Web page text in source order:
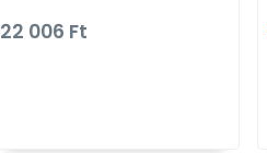
22 006 Ft